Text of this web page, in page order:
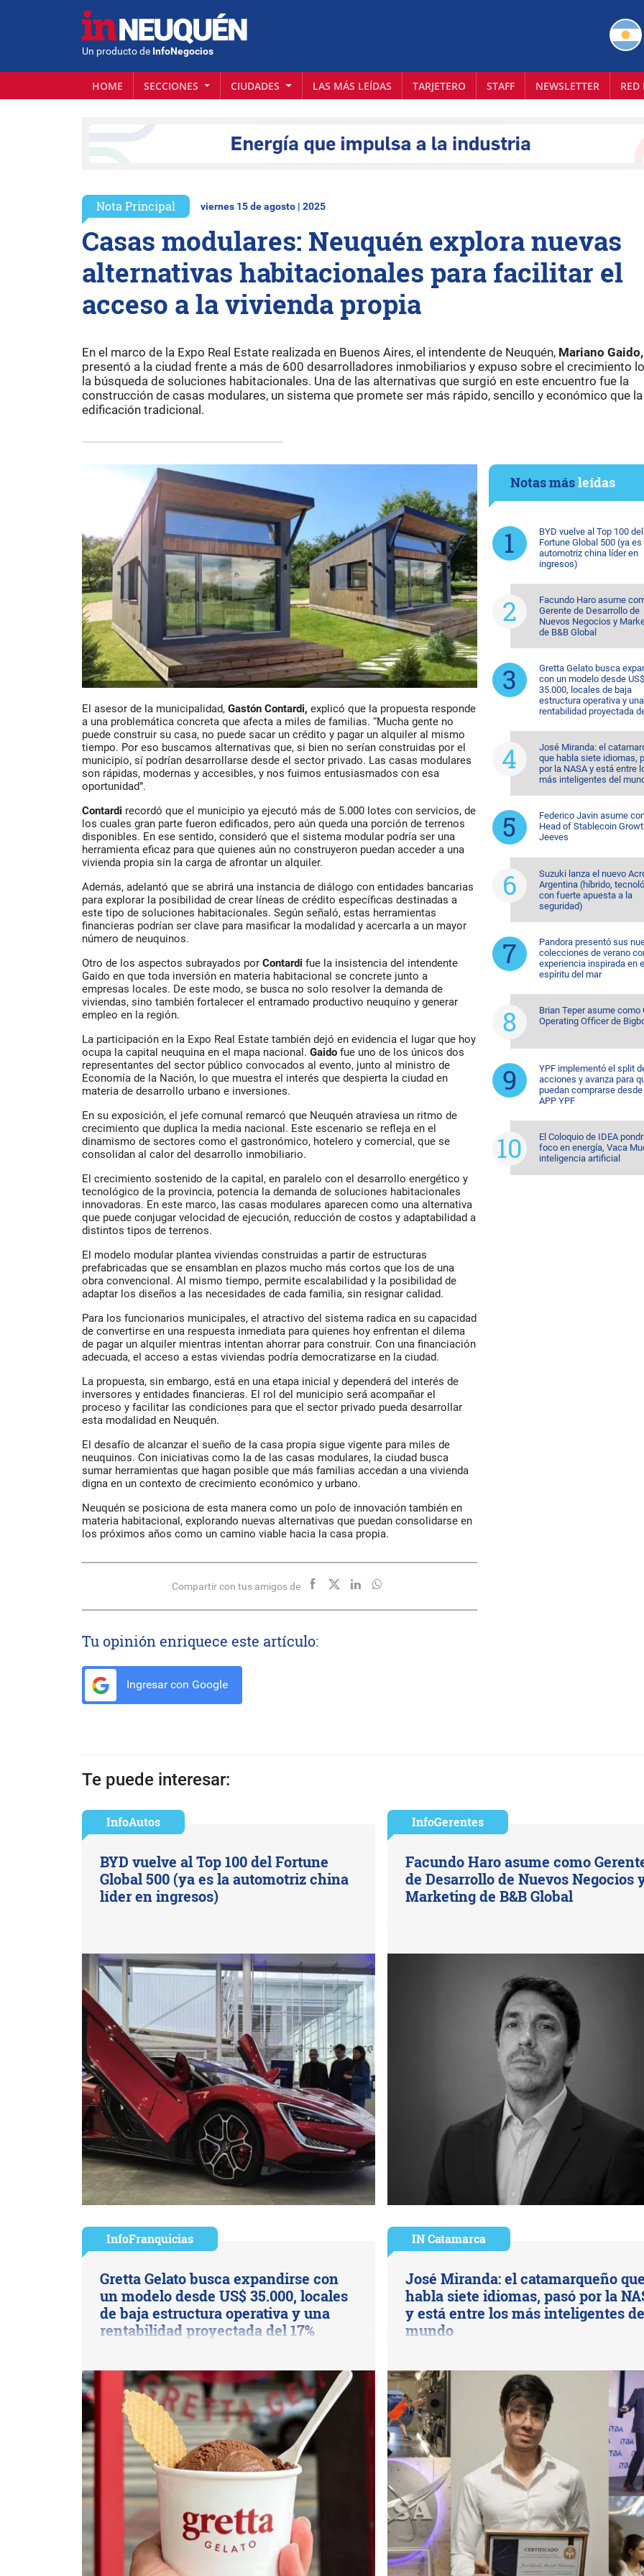
Un producto de InfoNegocios
HOME SECCIONES CIUDADES LAS MÁS LEÍDAS TARJETERO STAFF NEWSLETTER
Nota Principal viernes 15 de agosto | 2025
Casas modulares: Neuquén explora nuevas
alternativas habitacionales para facilitar el
acceso a la vivienda propia
En el marco de la Expo Real Estate realizada en Buenos Aires, el intendente de Neuquén, Mariano Gaido,
presentó a la ciudad frente a más de 600 desarrolladores inmobiliarios y expuso sobre el crecimiento
la búsqueda de soluciones habitacionales. Una de las alternativas que surgió en este encuentro fue la
construcción de casas modulares, un sistema que promete ser más rápido, sencillo y económico que la
edificación tradicional.
El asesor de la municipalidad, Gastón Contardi, explicó que la propuesta responde
a una problemática concreta que afecta a miles de familias. “Mucha gente no
puede construir su casa, no puede sacar un crédito y pagar un alquiler al mismo
tiempo. Por eso buscamos alternativas que, si bien no serían construidas por el
municipio, sí podrían desarrollarse desde el sector privado. Las casas modulares
son rápidas, modernas y accesibles, y nos fuimos entusiasmados con esa
oportunidad”.
Contardi recordó que el municipio ya ejecutó más de 5.000 lotes con servicios, de
los cuales gran parte fueron edificados, pero aún queda una porción de terrenos
disponibles. En ese sentido, consideró que el sistema modular podría ser una
herramienta eficaz para que quienes aún no construyeron puedan acceder a una
vivienda propia sin la carga de afrontar un alquiler.
Además, adelantó que se abrirá una instancia de diálogo con entidades bancarias
para explorar la posibilidad de crear líneas de crédito específicas destinadas a
este tipo de soluciones habitacionales. Según señaló, estas herramientas
financieras podrían ser clave para masificar la modalidad y acercarla a un mayor
número de neuquinos.
Otro de los aspectos subrayados por Contardi fue la insistencia del intendente
Gaido en que toda inversión en materia habitacional se concrete junto a
empresas locales. De este modo, se busca no solo resolver la demanda de
viviendas, sino también fortalecer el entramado productivo neuquino y generar
empleo en la región.
La participación en la Expo Real Estate también dejó en evidencia el lugar que hoy
ocupa la capital neuquina en el mapa nacional. Gaido fue uno de los únicos dos
representantes del sector público convocados al evento, junto al ministro de
Economía de la Nación, lo que muestra el interés que despierta la ciudad en
materia de desarrollo urbano e inversiones.
En su exposición, el jefe comunal remarcó que Neuquén atraviesa un ritmo de
crecimiento que duplica la media nacional. Este escenario se refleja en el
dinamismo de sectores como el gastronómico, hotelero y comercial, que se
consolidan al calor del desarrollo inmobiliario.
El crecimiento sostenido de la capital, en paralelo con el desarrollo energético y
tecnológico de la provincia, potencia la demanda de soluciones habitacionales
innovadoras. En este marco, las casas modulares aparecen como una alternativa
que puede conjugar velocidad de ejecución, reducción de costos y adaptabilidad a
distintos tipos de terrenos.
El modelo modular plantea viviendas construidas a partir de estructuras
prefabricadas que se ensamblan en plazos mucho más cortos que los de una
obra convencional. Al mismo tiempo, permite escalabilidad y la posibilidad de
adaptar los diseños a las necesidades de cada familia, sin resignar calidad.
Para los funcionarios municipales, el atractivo del sistema radica en su capacidad
de convertirse en una respuesta inmediata para quienes hoy enfrentan el dilema
de pagar un alquiler mientras intentan ahorrar para construir. Con una financiación
adecuada, el acceso a estas viviendas podría democratizarse en la ciudad.
La propuesta, sin embargo, está en una etapa inicial y dependerá del interés de
inversores y entidades financieras. El rol del municipio será acompañar el
proceso y facilitar las condiciones para que el sector privado pueda desarrollar
esta modalidad en Neuquén.
El desafío de alcanzar el sueño de la casa propia sigue vigente para miles de
neuquinos. Con iniciativas como la de las casas modulares, la ciudad busca
sumar herramientas que hagan posible que más familias accedan a una vivienda
digna en un contexto de crecimiento económico y urbano.
Neuquén se posiciona de esta manera como un polo de innovación también en
materia habitacional, explorando nuevas alternativas que puedan consolidarse en
los próximos años como un camino viable hacia la casa propia.
Compartir con tus amigos de
Tu opinión enriquece este artículo:
Ingresar con Google
Notas másleídas
BYD vuelve al Top 100 del
Fortune Global 500 (ya es
automotriz china líder en
ingresos)
Facundo Haro asume
Gerente de Desarrollo de
Nuevos Negocios y
de B&B Global
Gretta Gelato busca
con un modelo desde US$
35.000, locales de baja
estructura operativa y una
rentabilidad proyectada
José Miranda: el
que habla siete idiomas,
por la NASA y está entre
más inteligentes del
Federico Javin asume
Head of Stablecoin
Jeeves
Suzuki lanza el nuevo
Argentina (híbrido,
con fuerte apuesta a la
seguridad)
Pandora presentó sus
colecciones de verano
experiencia inspirada en
espíritu del mar
Brian Teper asume como
Operating Officer de
YPF implementó el split
acciones y avanza para
puedan comprarse desde
APP YPF
El Coloquio de IDEA
foco en energía, Vaca
inteligencia artificial
Te puede interesar:
InfoAutos
BYD vuelve al Top 100 del Fortune
Global 500 (ya es la automotriz china
líder en ingresos)
InfoGerentes
Facundo Haro asume como
de Desarrollo de Nuevos Negocios
Marketing de B&B Global
InfoFranquicias
Gretta Gelato busca expandirse con
un modelo desde US$ 35.000, locales
de baja estructura operativa y una
rentabilidad proyectada del 17%
IN Catamarca
José Miranda: el catamarqueño
habla siete idiomas, pasó por la
y está entre los más inteligentes
mundo